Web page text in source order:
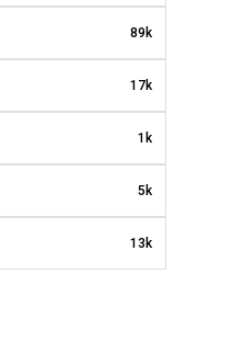
89k
17k
1k
5k
13k